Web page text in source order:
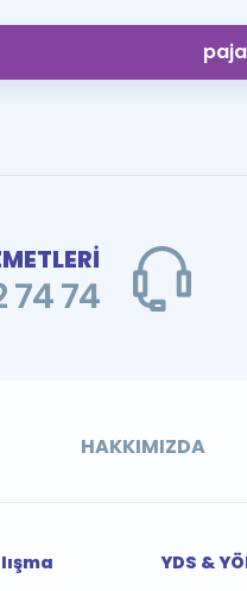
74
HAKKIMIZDA
YDS &